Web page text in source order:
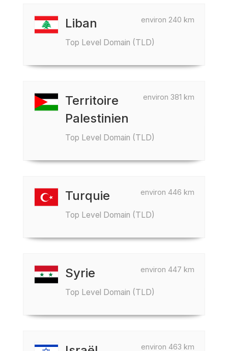
environ 240 km
Liban
Top Level Domain (TLD)
environ 381 km
Territoire
Palestinien
Top Level Domain (TLD)
environ 446 km
Turquie
Top Level Domain (TLD)
environ 447 km
Syrie
Top Level Domain (TLD)
environ 463 km